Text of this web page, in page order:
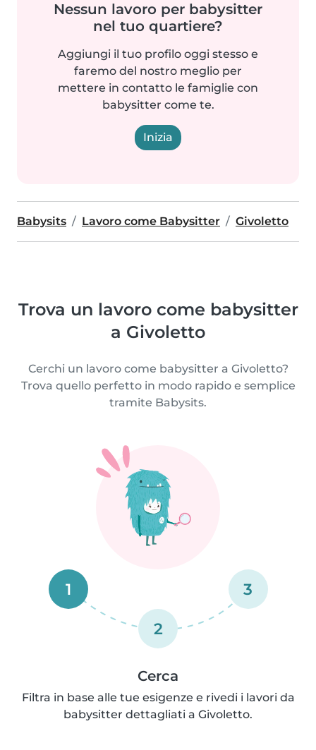
Nessun lavoro per babysitter
nel tuo quartiere?
Aggiungi il tuo profilo oggi stesso e
faremo del nostro meglio per
mettere in contatto le famiglie con
babysitter come te.
Inizia
Babysits Lavoro come Babysitter Givoletto
Trova un lavoro come babysitter
a Givoletto
Cerchi un lavoro come babysitter a Givoletto?
Trova quello perfetto in modo rapido e semplice
tramite Babysits.
1
2
3
Cerca
Filtra in base alle tue esigenze e rivedi i lavori da
babysitter dettagliati a Givoletto.